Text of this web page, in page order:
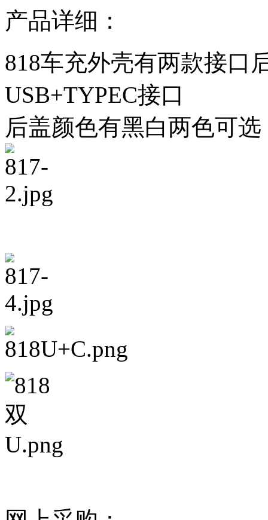
产品详细：
818车充外壳有两款接口
USB+TYPEC接口
后盖颜色有黑白两色可选